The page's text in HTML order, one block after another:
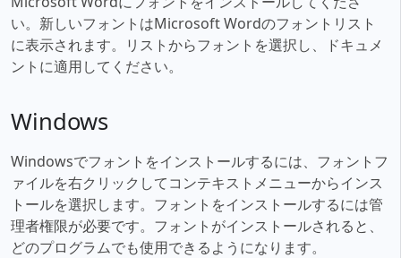
い。新しいフォントはMicrosoft Wordのフォントリスト
に表示されます。リストからフォントを選択し、ドキュメ
ントに適用してください。
Windows
Windowsでフォントをインストールするには、フォントフ
ァイルを右クリックしてコンテキストメニューからインス
トールを選択します。フォントをインストールするには管
理者権限が必要です。フォントがインストールされると、
どのプログラムでも使用できるようになります。